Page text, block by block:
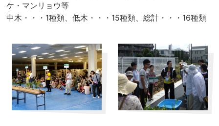
ケ・マンリョウ等
中木・・・1種類、低木・・・15種類、総計・・・16種類